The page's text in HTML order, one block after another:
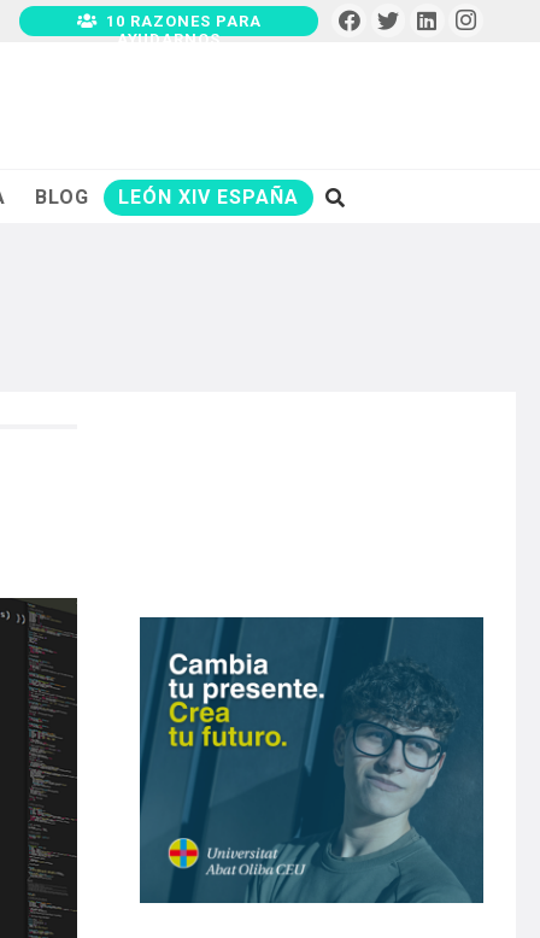
10 RAZONES PARA
AYUDARNOS
BLOG LEÓN XIV ESPAÑA